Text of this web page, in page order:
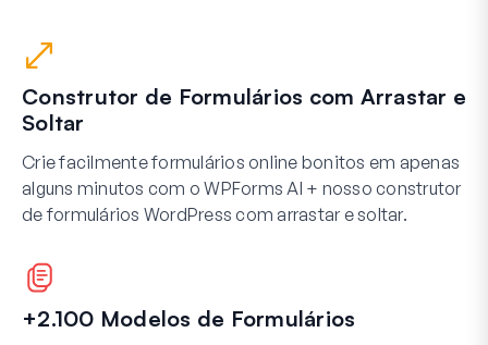
Construtor de Formulários com Arrastar e
Soltar
Crie facilmente formulários online bonitos em apenas
alguns minutos com o WPForms AI + nosso construtor
de formulários WordPress com arrastar e soltar.
+2.100 Modelos de Formulários